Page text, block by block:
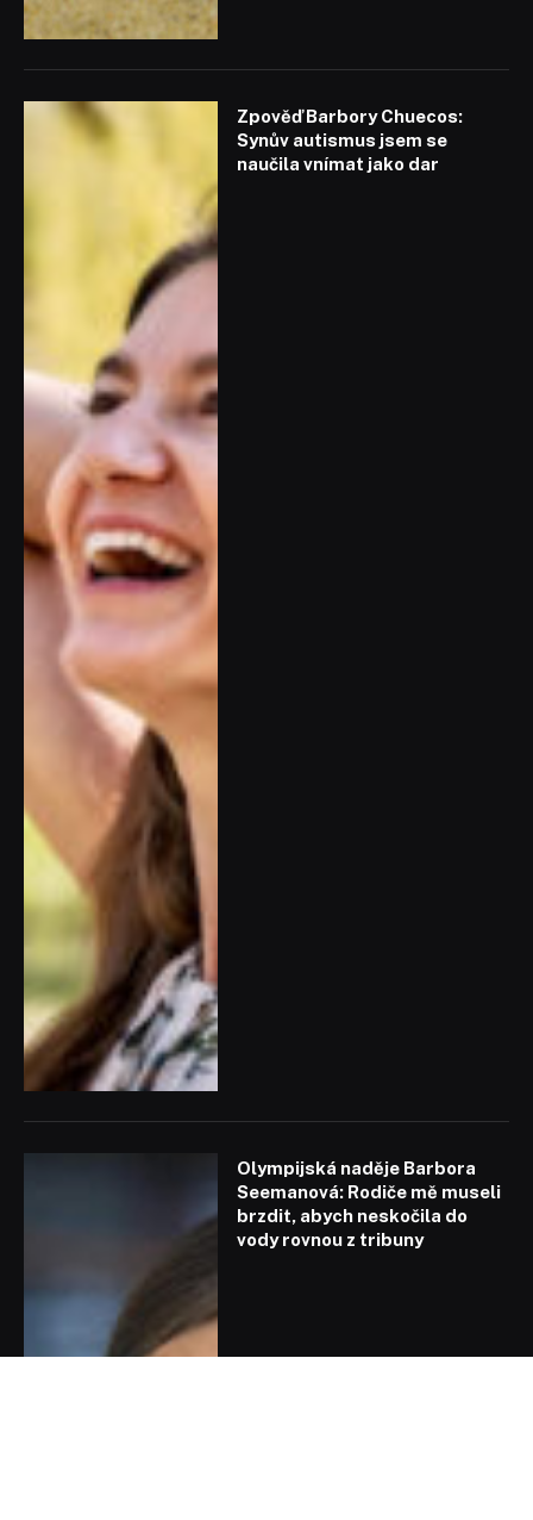
Zpověď Barbory Chuecos:
Synův autismus jsem se
naučila vnímat jako dar
Olympijská naděje Barbora
Seemanová: Rodiče mě museli
brzdit, abych neskočila do
vody rovnou z tribuny